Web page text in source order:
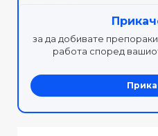
за да добивате
работа според